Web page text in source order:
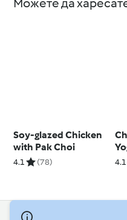
Можете да
Soy-glazed Chicken
with Pak Choi
4.1 (78) 4.1